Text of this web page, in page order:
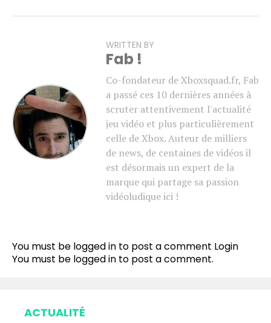
WRITTEN BY
Fab !
Co-fondateur de Xboxsquad.fr, Fab
a passé ces 10 dernières années à
scruter attentivement l'actualité
jeu vidéo et plus particulièrement
celle de Xbox. Auteur de milliers
de news, de centaines de vidéos il
est désormais un expert de la
marque qui partage sa passion
vidéoludique ici !
You must be logged in to post a comment Login
You must be logged in to post a comment.
ACTUALITÉ